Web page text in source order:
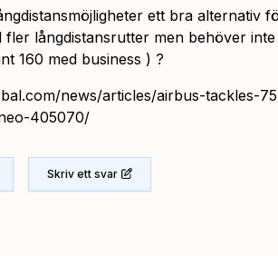
ett bra alternativ
fler långdistansrutter men behöver
160 med business ) ?
news/articles/airbus-tackles-
405070/
Skriv ett svar